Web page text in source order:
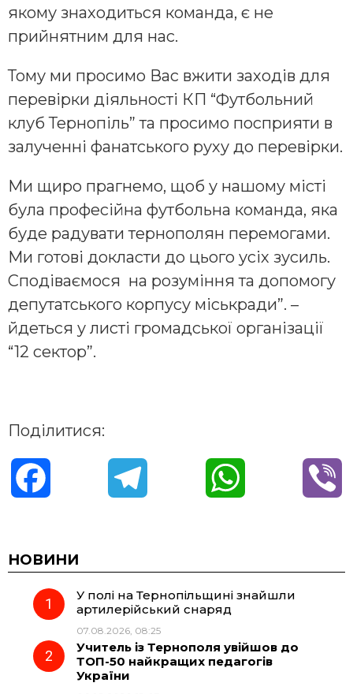
якому знаходиться команда, є не
прийнятним для нас.
Тому ми просимо Вас вжити заходів для
перевірки діяльності КП “Футбольний
клуб Тернопіль” та просимо посприяти в
залученні фанатського руху до перевірки.
Ми щиро прагнемо, щоб у нашому місті
була професійна футбольна команда, яка
буде радувати тернополян перемогами.
Ми готові докласти до цього усіх зусиль.
Сподіваємося на розуміння та допомогу
депутатського корпусу міськради”. –
йдеться у листі громадської організації
“12 сектор”.
Поділитися:
c
e
o
e
g
t
НОВИНИ
У полі на Тернопільщині знайшли
артилерійський снаряд
07.08.2026, 08:25
Учитель із Тернополя увійшов до
ТОП-50 найкращих педагогів
України